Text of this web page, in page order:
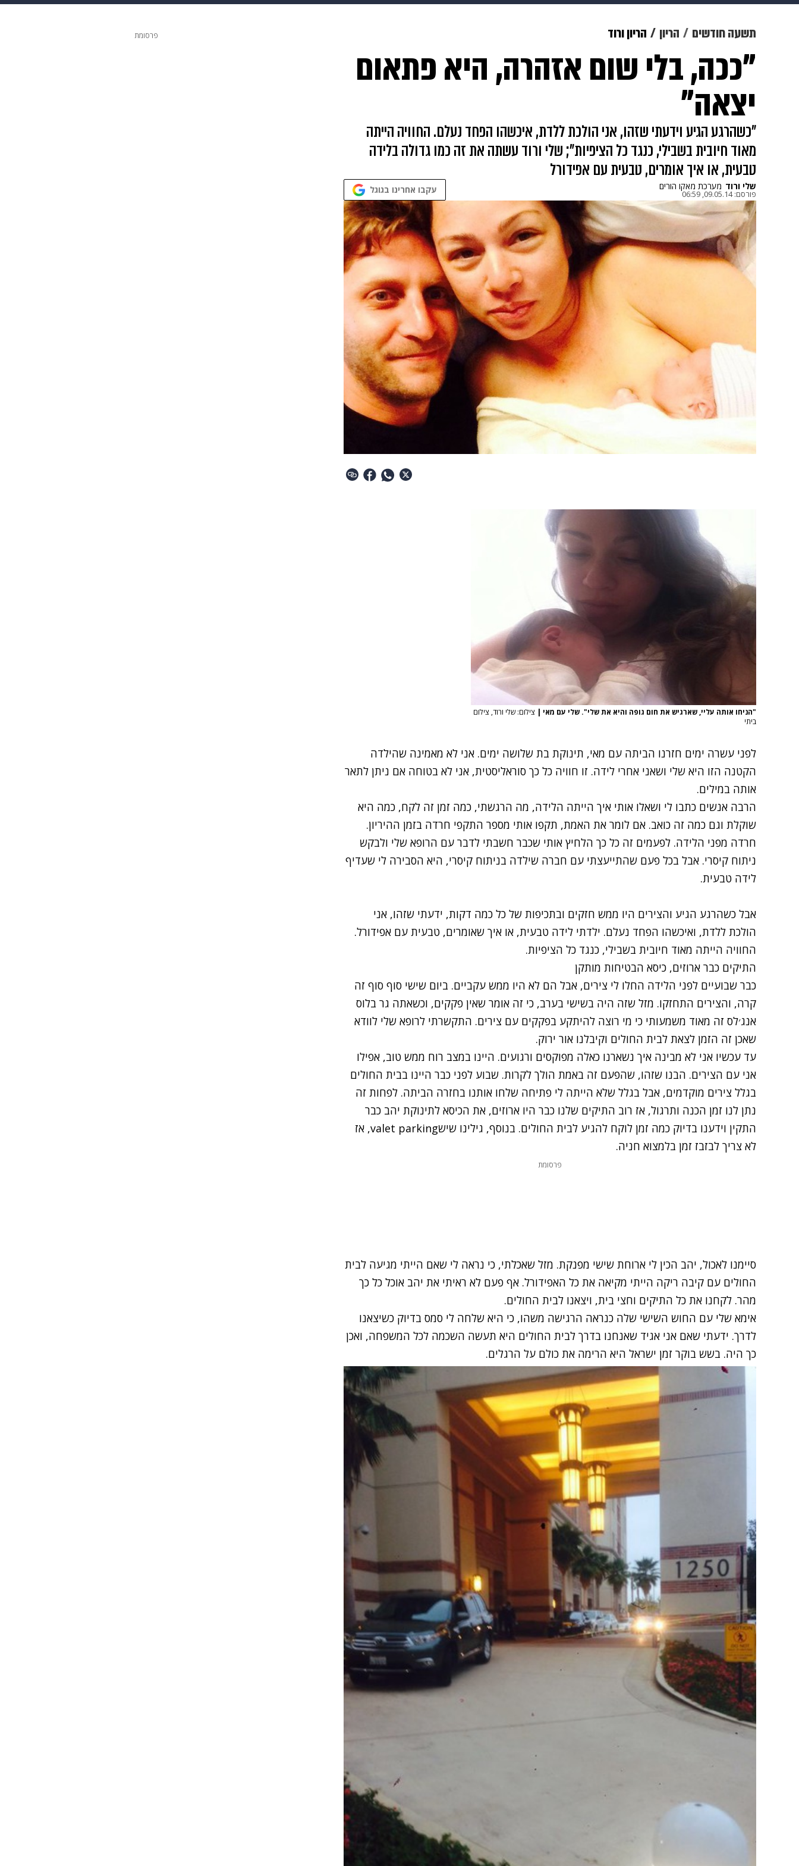
מוזיקה תרבות
דיגיטל גאווה ויוה משפט תשעה חודשים מתכונים פרויקטים מיוחדים
תשעה חודשים הריון הריון ורוד
"ככה, בלי שום אזהרה, היא פתאום
יצאה"
"כשהרגע הגיע וידעתי שזהו, אני הולכת ללדת, איכשהו הפחד נעלם. החוויה הייתה
מאוד חיובית בשבילי, כנגד כל הציפיות"; שלי ורוד עשתה את זה כמו גדולה בלידה
טבעית, או איך אומרים, טבעית עם אפידורל
שלי ורוד מערכת מאקו הורים
פורסם:09.05.14, 06:59 עקבו אחרינו בגוגל
"הניחו אותה עליי, שארגיש את חום גופה והיא את שלי". שלי עם מאי | צילום: שלי ורוד, צילום
ביתי
לפני עשרה ימים חזרנו הביתה עם מאי, תינוקת בת שלושה ימים. אני לא מאמינה שהילדה
הקטנה הזו היא שלי ושאני אחרי לידה. זו חוויה כל כך סוראליסטית, אני לא בטוחה אם ניתן לתאר
אותה במילים.
הרבה אנשים כתבו לי ושאלו אותי איך הייתה הלידה, מה הרגשתי, כמה זמן זה לקח, כמה היא
שוקלת וגם כמה זה כואב. אם לומר את האמת, תקפו אותי מספר התקפי חרדה בזמן ההיריון.
חרדה מפני הלידה. לפעמים זה כל כך הלחיץ אותי שכבר חשבתי לדבר עם הרופא שלי ולבקש
ניתוח קיסרי. אבל בכל פעם שהתייעצתי עם חברה שילדה בניתוח קיסרי, היא הסבירה לי שעדיף
לידה טבעית.
אבל כשהרגע הגיע והצירים היו ממש חזקים ובתכיפות של כל כמה דקות, ידעתי שזהו, אני
הולכת ללדת, ואיכשהו הפחד נעלם. ילדתי לידה טבעית, או איך שאומרים, טבעית עם אפידורל.
החוויה הייתה מאוד חיובית בשבילי, כנגד כל הציפיות.
התיקים כבר ארוזים, כיסא הבטיחות מותקן
כבר שבועיים לפני הלידה החלו לי צירים, אבל הם לא היו ממש עקביים. ביום שישי סוף סוף זה
קרה, והצירים התחזקו. מזל שזה היה בשישי בערב, כי זה אומר שאין פקקים, וכשאתה גר בלוס
אנג׳לס זה מאוד משמעותי כי מי רוצה להיתקע בפקקים עם צירים. התקשרתי לרופא שלי לוודא
שאכן זה הזמן לצאת לבית החולים וקיבלנו אור ירוק.
עד עכשיו אני לא מבינה איך נשארנו כאלה מפוקסים ורגועים. היינו במצב רוח ממש טוב, אפילו
אני עם הצירים. הבנו שזהו, שהפעם זה באמת הולך לקרות. שבוע לפני כבר היינו בבית החולים
בגלל צירים מוקדמים, אבל בגלל שלא הייתה לי פתיחה שלחו אותנו בחזרה הביתה. לפחות זה
נתן לנו זמן הכנה ותרגול, אז רוב התיקים שלנו כבר היו ארוזים, את הכיסא לתינוקת יהב כבר
התקין וידענו בדיוק כמה זמן לוקח להגיע לבית החולים. בנוסף, גילינו שישvalet parking, אז
לא צריך לבזבז זמן בלמצוא חניה.
פרסומת
סיימנו לאכול, יהב הכין לי ארוחת שישי מפנקת. מזל שאכלתי, כי נראה לי שאם הייתי מגיעה לבית
החולים עם קיבה ריקה הייתי מקיאה את כל האפידורל. אף פעם לא ראיתי את יהב אוכל כל כך
מהר. לקחנו את כל התיקים וחצי בית, ויצאנו לבית החולים.
אימא שלי עם החוש השישי שלה כנראה הרגישה משהו, כי היא שלחה לי סמס בדיוק כשיצאנו
לדרך. ידעתי שאם אני אגיד שאנחנו בדרך לבית החולים היא תעשה השכמה לכל המשפחה, ואכן
כך היה. בשש בוקר זמן ישראל היא הרימה את כולם על הרגלים.
פרסומת